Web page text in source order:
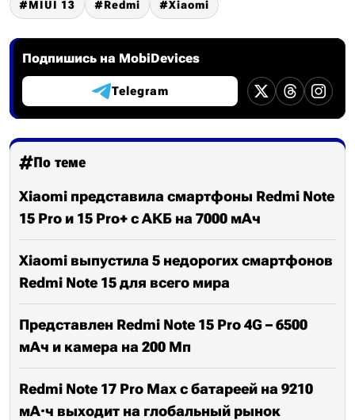
MIUI 13 Redmi Xiaomi
Подпишись на MobiDevices
Telegram
По теме
Xiaomi представила смартфоны Redmi Note
15 Pro и 15 Pro+ с АКБ на 7000 мАч
Xiaomi выпустила 5 недорогих смартфонов
Redmi Note 15 для всего мира
Представлен Redmi Note 15 Pro 4G – 6500
мАч и камера на 200 Мп
Redmi Note 17 Pro Max с батареей на 9210
мА·ч выходит на глобальный рынок